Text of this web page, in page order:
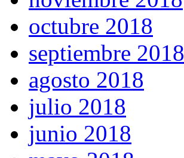
octubre 2018
septiembre 2018
agosto 2018
julio 2018
junio 2018